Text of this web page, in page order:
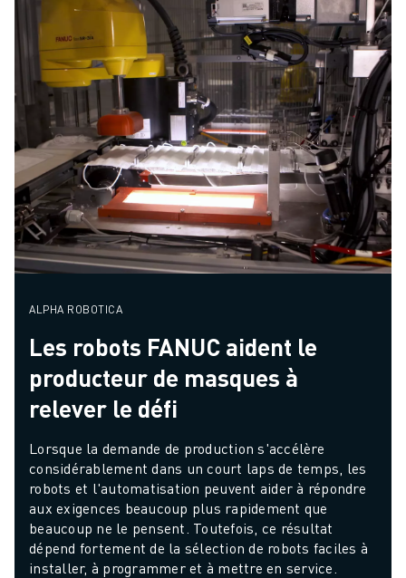
ALPHA ROBOTICA
Les robots FANUC aident le
producteur de masques à
relever le défi
Lorsque la demande de production s'accélère
considérablement dans un court laps de temps, les
robots et l'automatisation peuvent aider à répondre
aux exigences beaucoup plus rapidement que
beaucoup ne le pensent. Toutefois, ce résultat
dépend fortement de la sélection de robots faciles à
installer, à programmer et à mettre en service.